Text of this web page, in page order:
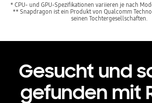
* CPU- und GPU-Spezifikationen variieren je nach
** Snapdragon ist ein Produkt von Qualcomm
seinen Tochtergesellschaften.
Gesucht und
gefunden mit